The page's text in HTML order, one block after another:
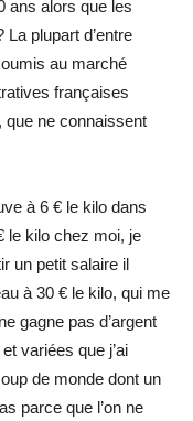
ans alors que les
La plupart d’entre
au marché
françaises
que ne connaissent
à 6 € le kilo dans
le kilo chez moi, je
un petit salaire il
à 30 € le kilo, qui me
gagne pas d’argent
variées que j’ai
de monde dont un
parce que l’on ne